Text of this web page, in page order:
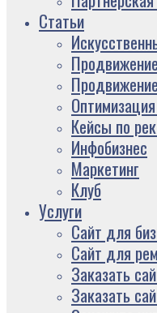
Статьи
Кейсы по
Инфобизнес
Маркетинг
Клуб
Услуги
Сайт для
Сайт для
Заказать
Заказать